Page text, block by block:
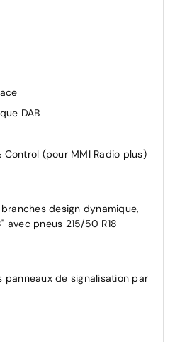
en aluminium
au service de
du réseau de
-50 €
moteur et
de sécurité simple,
manuel
1 175 €
glass)
Titane
DAB
(pour MMI Radio plus)
design dynamique,
avec pneus 215/50 R18
panneaux de signalisation par